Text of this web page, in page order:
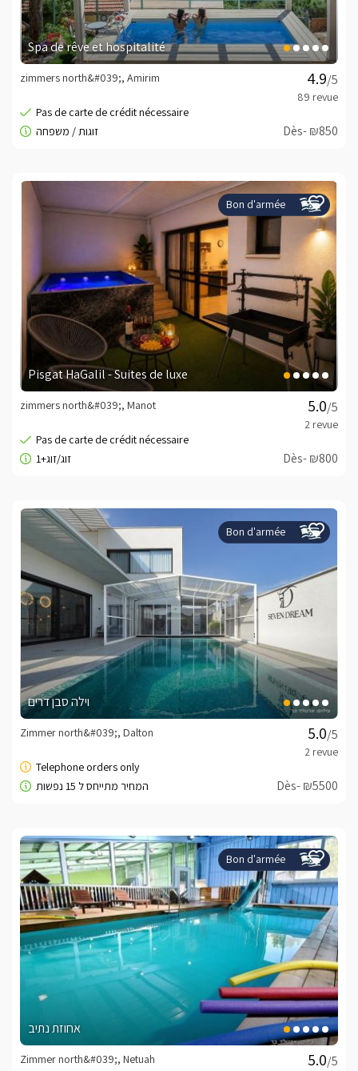
Spa de rêve et hospitalité
/5
zimmers north&#039;, Amirim
Dès- ₪850
Bon d'armée
Pisgat HaGalil - Suites de luxe
/5
zimmers north&#039;, Manot
Dès- ₪800
Bon d'armée
וילה סבן דרים
/5
Zimmer north&#039;, Dalton
Dès- ₪5500
Bon d'armée
אחוזת נתיב
/5
Zimmer north&#039;, Netuah